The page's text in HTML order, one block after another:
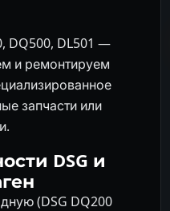
DQ500, DL501 —
и ремонтируем
запчасти или
DSG и
(DSG DQ200